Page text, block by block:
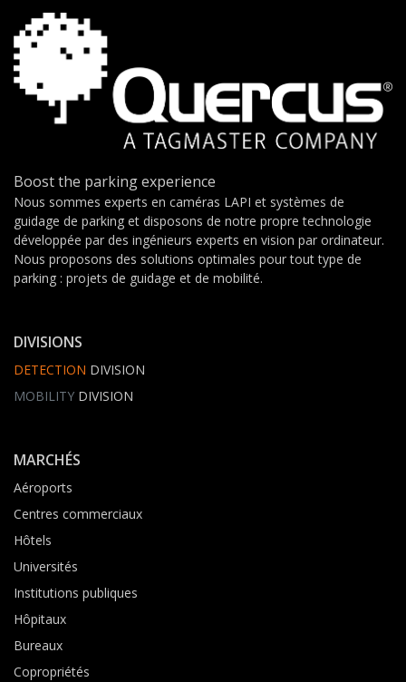
Boost the parking experience
Nous sommes experts en caméras LAPI et systèmes de
guidage de parking et disposons de notre propre technologie
développée par des ingénieurs experts en vision par ordinateur.
Nous proposons des solutions optimales pour tout type de
parking : projets de guidage et de mobilité.
DIVISIONS
DETECTION DIVISION
MOBILITY DIVISION
MARCHÉS
Aéroports
Centres commerciaux
Hôtels
Universités
Institutions publiques
Hôpitaux
Bureaux
Copropriétés